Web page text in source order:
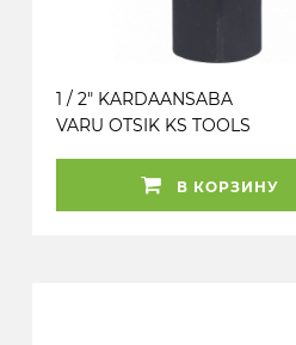
1 / 2" KARDAANSABA
VARU OTSIK KS TOOLS
В КОРЗИНУ